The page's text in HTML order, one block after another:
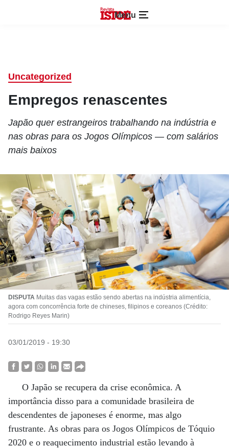
Menu
Uncategorized
Empregos renascentes
Japão quer estrangeiros trabalhando na indústria e
nas obras para os Jogos Olímpicos — com salários
mais baixos
DISPUTA Muitas das vagas estão sendo abertas na indústria alimentícia,
agora com concorrência forte de chineses, filipinos e coreanos (Crédito:
Rodrigo Reyes Marin)
03/01/2019 - 19:30
O Japão se recupera da crise econômica. A
importância disso para a comunidade brasileira de
descendentes de japoneses é enorme, mas algo
frustrante. As obras para os Jogos Olímpicos de Tóquio
2020 e o reaquecimento industrial estão levando à